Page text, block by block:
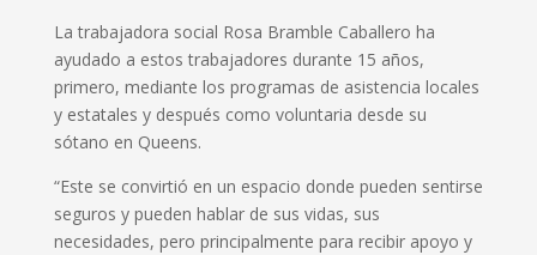
La trabajadora social Rosa Bramble Caballero ha
ayudado a estos trabajadores durante 15 años,
primero, mediante los programas de asistencia locales
y estatales y después como voluntaria desde su
sótano en Queens.
“Este se convirtió en un espacio donde pueden sentirse
seguros y pueden hablar de sus vidas, sus
necesidades, pero principalmente para recibir apoyo y